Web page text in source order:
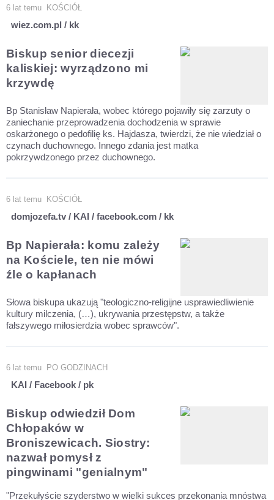
6 lat temu KOŚCIÓŁ
wiez.com.pl / kk
Biskup senior diecezji
kaliskiej: wyrządzono mi
krzywdę
Bp Stanisław Napierała, wobec którego pojawiły się zarzuty o
zaniechanie przeprowadzenia dochodzenia w sprawie
oskarżonego o pedofilię ks. Hajdasza, twierdzi, że nie wiedział o
czynach duchownego. Innego zdania jest matka
pokrzywdzonego przez duchownego.
6 lat temu KOŚCIÓŁ
domjozefa.tv / KAI / facebook.com / kk
Bp Napierała: komu zależy
na Kościele, ten nie mówi
źle o kapłanach
Słowa biskupa ukazują "teologiczno-religijne usprawiedliwienie
kultury milczenia, (…), ukrywania przestępstw, a także
fałszywego miłosierdzia wobec sprawców".
6 lat temu PO GODZINACH
KAI / Facebook / pk
Biskup odwiedził Dom
Chłopaków w
Broniszewicach. Siostry:
nazwał pomysł z
pingwinami "genialnym"
"Przekułyście szyderstwo w wielki sukces przekonania mnóstwa